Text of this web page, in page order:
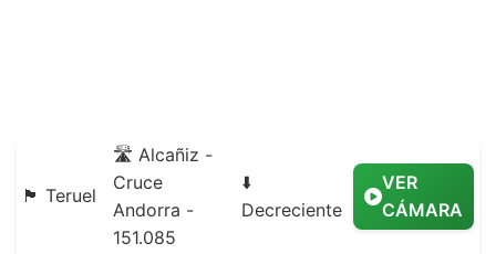
🏴 Teruel
🛣️ Alcañiz -
Cruce
Andorra -
151.085
⬇️
Decreciente
VER
CÁMARA